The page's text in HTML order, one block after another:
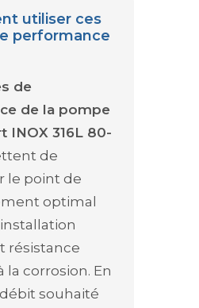
utiliser ces
performance
de
de la pompe
INOX 316L 80-
de
le point de
optimal
résistance
la corrosion. En
souhaité